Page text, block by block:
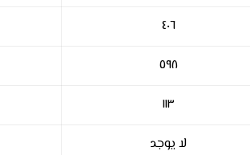
٤٠٦
٥٩٨
١١٣
لا يوجد